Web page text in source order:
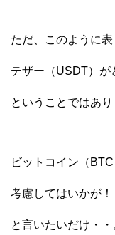
ただ、このように
テザー（USDT）が
ということではあり
ビットコイン（
考慮してはいかが！
と言いたいだけ・・